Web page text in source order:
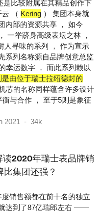
是比较附属在其精品创作下
（ Kering ） 集团本身就
内部的资源共享 ， 如今
一举跻身高级表坛之林 ，
人寻味的系列 ， 作为宣示
系列名称源自品牌创意总监
幸运数字 ， 而此系列赖以
由位于瑞士拉绍德封的
芯的名称同样蕴含许多设计
与合作 ， 至于5则是象征
2021 - 34k
读2020年瑞士表品牌销
集团还强？
销售额都在前十名的独立
达到了87亿瑞郎左右 ——